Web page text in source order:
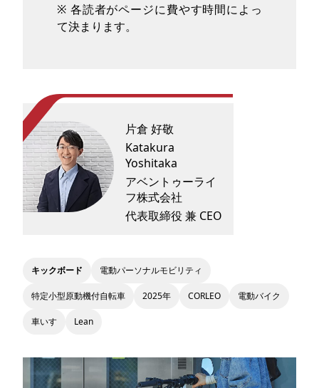
※ 各読者がページに費やす時間によっ
て決まります。
片倉 好敬
Katakura
Yoshitaka
アベントゥーライ
フ株式会社
代表取締役 兼 CEO
キックボード 電動パーソナルモビリティ
特定小型原動機付自転車 2025年 CORLEO 電動バイク
車いす Lean